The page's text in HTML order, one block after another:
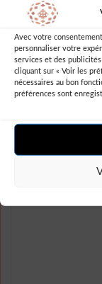
Avec votre
personnaliser votre
services et des
cliquant sur « Voir les
nécessaires au bon
préférences sont